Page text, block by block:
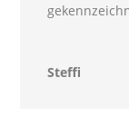
Steffi